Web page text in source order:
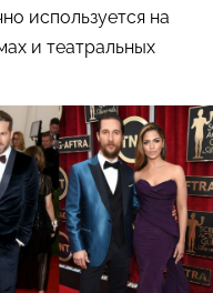
используется на
и театральных